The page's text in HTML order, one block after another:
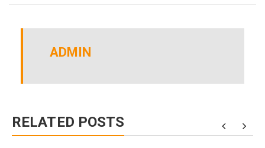
ADMIN
RELATED POSTS